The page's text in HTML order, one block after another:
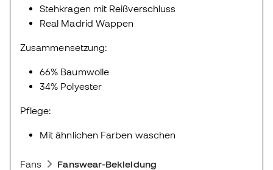
Stehkragen mit Reißverschluss
Real Madrid Wappen
Zusammensetzung:
66% Baumwolle
34% Polyester
Pflege:
Mit ähnlichen Farben waschen
Fans Fanswear-Bekleidung